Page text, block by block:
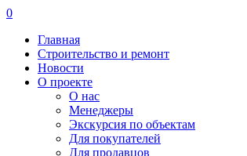
0
Главная
Строительство и ремонт
Новости
О проекте
О нас
Менеджеры
Экскурсия по объектам
Для покупателей
Для продавцов